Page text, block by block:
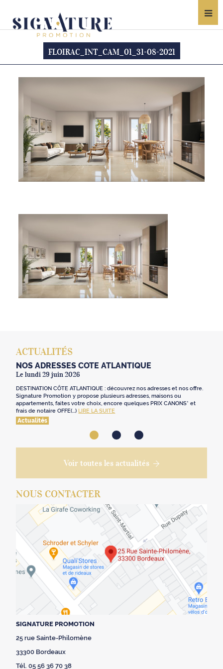
FLOIRAC_INT_CAM_01_31-08-2021
ACTUALITÉS
NOS ADRESSES CÔTE ATLANTIQUE
Le lundi 29 juin 2026
DESTINATION CÔTE ATLANTIQUE : découvrez nos adresses et nos offre.
Signature Promotion y propose plusieurs adresses, maisons ou
appartements, faites votre choix, encore quelques PRIX CANONS* et
frais de notaire OFFE(...) LIRE LA SUITE
Actualités
Voir toutes les actualités
NOUS CONTACTER
SIGNATURE PROMOTION
25 rue Sainte-Philomène
33300 Bordeaux
Tél. 05 56 36 70 38